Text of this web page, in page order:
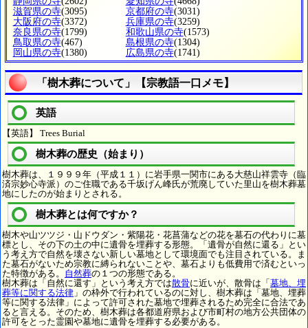
滋賀県の寺(3095) 京都府の寺(3031)
大阪府の寺(3372) 兵庫県の寺(3259)
奈良県の寺(1799) 和歌山県の寺(1573)
鳥取県の寺(467) 島根県の寺(1304)
岡山県の寺(1380) 広島県の寺(1741)
「樹木葬について」【宗教語一口メモ】
英語
【英語】 Trees Burial
樹木葬の歴史（始まり）
樹木葬は、１９９９年（平成１１）に岩手県一関市にある大慈山祥雲寺（臨
済宗妙心寺派）のご住職である千坂げん峰氏が荒廃していた里山を樹木葬墓
地にしたのが始まりとされる。
樹木葬とは何ですか？
樹木や山ツツジ・山ドウダン・紫陽花・花菖蒲などの花を墓石の代わりに墓
標とし、その下の土の中に遺骨を埋葬する形態。「遺骨が自然に還る」とい
う考え方で自然を壊さない新しい墓地として環境面でも注目されている。ま
た墓石がないため宗教に縛られないことや、墓石よりも低費用で済むといっ
た特徴がある。 自然葬の１つの形態である。
樹木葬は「自然に還す」という考え方では散骨に近いが、散骨は「 墓地、埋
葬等に関する法律 」の枠外で行われているのに対し、樹木葬は「墓地、埋葬
等に関する法律」によって許可された墓地で埋葬されるため完全に合法であ
ると言える。そのため、樹木葬は各都道府県および市町村の地方公共団体の
許可をとった霊園や墓地に遺骨を埋葬する必要がある。